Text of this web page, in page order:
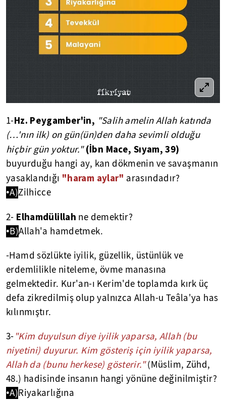
1-Hz. Peygamber'in, "Salih amelin Allah katında
(…'nın ilk) on gün(ün)den daha sevimli olduğu
hiçbir gün yoktur." (İbn Mace, Sıyam, 39)
buyurduğu hangi ay, kan dökmenin ve savaşmanın
yasaklandığı "haram aylar" arasındadır?
•A)Zilhicce
2- Elhamdülillah ne demektir?
•B)Allah'a hamdetmek.
-Hamd sözlükte iyilik, güzellik, üstünlük ve
erdemlilikle niteleme, övme manasına
gelmektedir. Kur'an-ı Kerim'de toplamda kırk üç
defa zikredilmiş olup yalnızca Allah-u Teâla'ya has
kılınmıştır.
3- "Kim duyulsun diye iyilik yaparsa, Allah (bu
niyetini) duyurur. Kim gösteriş için iyilik yaparsa,
Allah da (bunu herkese) gösterir."(Müslim, Zühd,
48.) hadisinde insanın hangi yönüne değinilmiştir?
•A)Riyakarlığına